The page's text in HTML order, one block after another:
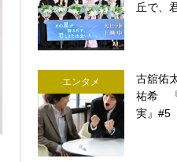
丘で、
エンタメ
古舘佑
祐希
実』#5